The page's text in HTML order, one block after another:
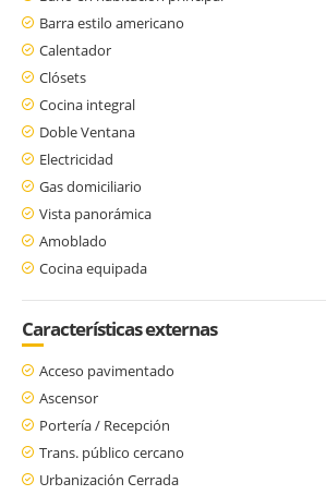
Barra estilo americano
Calentador
Clósets
Cocina integral
Doble Ventana
Electricidad
Gas domiciliario
Vista panorámica
Amoblado
Cocina equipada
Características externas
Acceso pavimentado
Ascensor
Portería / Recepción
Trans. público cercano
Urbanización Cerrada